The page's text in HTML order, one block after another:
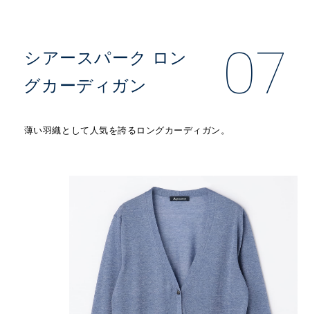
シアースパーク ロン
グカーディガン
07
薄い羽織として人気を誇るロングカーディガン。